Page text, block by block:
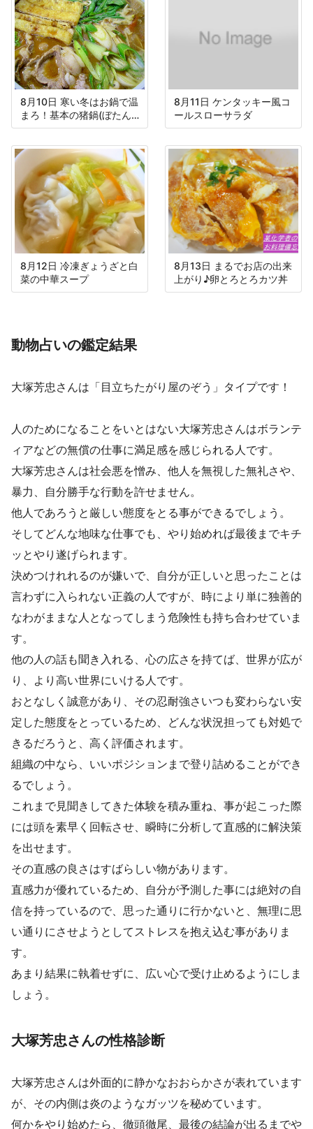
8月10日 寒い冬はお鍋で温
まろ！基本の猪鍋(ぼたん
鍋)！
8月11日 ケンタッキー風コ
ールスローサラダ
8月12日 冷凍ぎょうざと白
菜の中華スープ
8月13日 まるでお店の出来
上がり♪卵とろとろカツ丼
動物占いの鑑定結果
大塚芳忠さんは「目立ちたがり屋のぞう」タイプです！
人のためになることをいとはない大塚芳忠さんはボランテ
ィアなどの無償の仕事に満足感を感じられる人です。
大塚芳忠さんは社会悪を憎み、他人を無視した無礼さや、
暴力、自分勝手な行動を許せません。
他人であろうと厳しい態度をとる事ができるでしょう。
そしてどんな地味な仕事でも、やり始めれば最後までキチ
ッとやり遂げられます。
決めつけれれるのが嫌いで、自分が正しいと思ったことは
言わずに入られない正義の人ですが、時により単に独善的
なわがままな人となってしまう危険性も持ち合わせていま
す。
他の人の話も聞き入れる、心の広さを持てば、世界が広が
り、より高い世界にいける人です。
おとなしく誠意があり、その忍耐強さいつも変わらない安
定した態度をとっているため、どんな状況担っても対処で
きるだろうと、高く評価されます。
組織の中なら、いいポジションまで登り詰めることができ
るでしょう。
これまで見聞きしてきた体験を積み重ね、事が起こった際
には頭を素早く回転させ、瞬時に分析して直感的に解決策
を出せます。
その直感の良さはすばらしい物があります。
直感力が優れているため、自分が予測した事には絶対の自
信を持っているので、思った通りに行かないと、無理に思
い通りにさせようとしてストレスを抱え込む事がありま
す。
あまり結果に執着せずに、広い心で受け止めるようにしま
しょう。
大塚芳忠さんの性格診断
大塚芳忠さんは外面的に静かなおおらかさが表れています
が、その内側は炎のようなガッツを秘めています。
何かをやり始めたら、徹頭徹尾、最後の結論が出るまでや